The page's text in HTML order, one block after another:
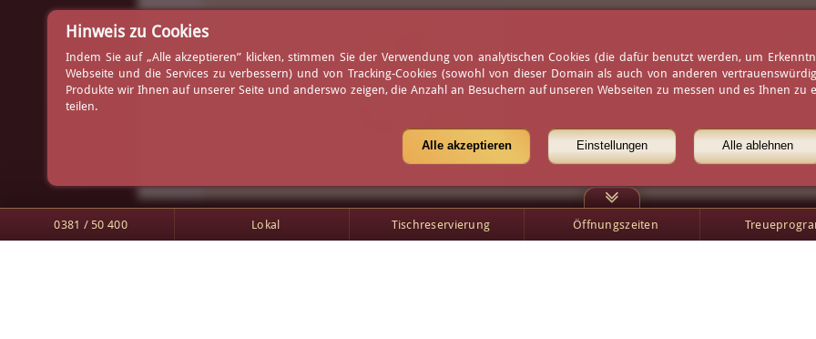
Ihren persönlichen
⤷ hier klicken
0381 / 50 400 Lokal Tischreservierung Öffnungszeiten
Hinweis zu Cookies
Indem Sie auf „Alle akzeptieren” klicken, stimmen Sie der Verwendung von analytischen Cookies (die dafür benutzt werden, um
Webseite und die Services zu verbessern) und von Tracking-Cookies (sowohl von dieser Domain als auch von anderen
Produkte wir Ihnen auf unserer Seite und anderswo zeigen, die Anzahl an Besuchern auf unseren Webseiten zu messen und es Ihnen zu
teilen.
Alle akzeptieren Einstellungen Alle ablehnen